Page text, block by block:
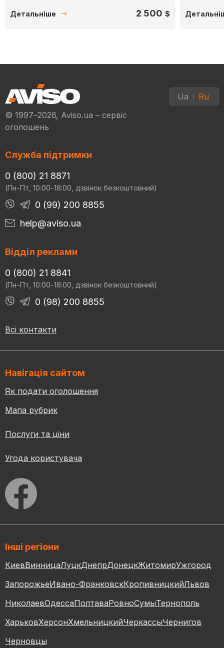
Детальніше 2 500 $
© 1997–2026, Aviso.ua – сервіс
оголошень
Ua Ru
Служба підтримки
0 (800) 21 8871
(Пн-Пт, 10:00-18:00, дзвінок безкоштовний)
0 (99) 200 8855
help@aviso.ua
Відділ реклами
0 (800) 21 8841
(Пн-Пт, 10:00-18:00, дзвінок безкоштовний)
0 (98) 200 8855
Всі контакти
Навігація сайтом
Як подати оголошення
Мапа рубрик
Послуги та ціни
Угода користувача
Інші регіони
КиевВинницаЛуцкДнепрДонецкЖитомирУжгород
ЗапорожьеИвано-ФранковскКропивницкийЛьвов
НиколаевОдессаПолтаваРовноСумыТернополь
ХарьковХерсонХмельницкийЧеркассыЧернигов
Черновцы